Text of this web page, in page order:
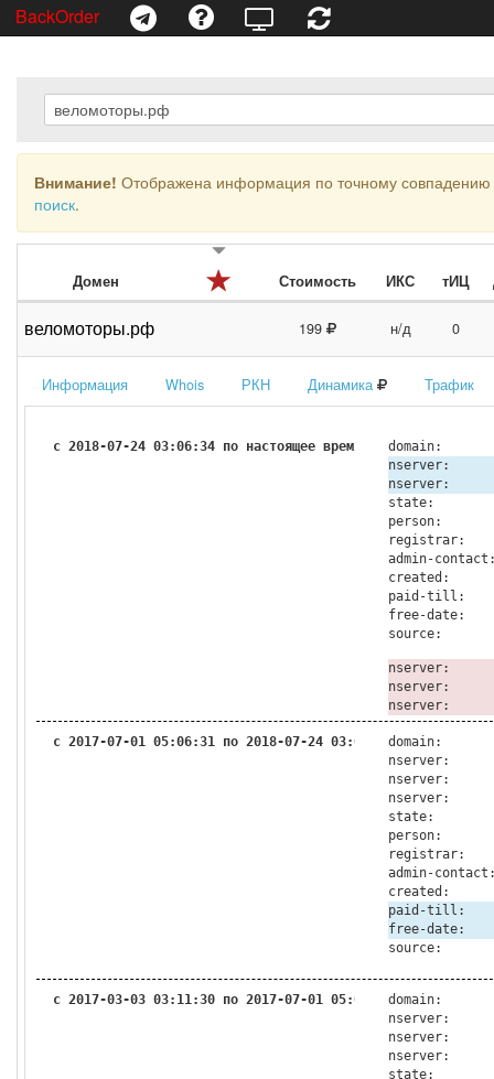
BackOrder
Внимание! Отображена информация по точному
поиск.
Домен Стоимость ИКС тИЦ
веломоторы.рф 199 н/д 0
Информация Whois РКН Динамика Трафик
с 2018-07-24 03:06:34 по настоящее время
domain:
nserver:
nserver:
state:
person:
registrar:
admin-
created:
paid-till:
free-date:
source:
nserver:
nserver:
nserver:
с 2017-07-01 05:06:31 по 2018-07-24 03:06:34domain:
nserver:
nserver:
nserver:
state:
person:
registrar:
admin-
created:
paid-till:
free-date:
source:
с 2017-03-03 03:11:30 по 2017-07-01 05:06:31domain:
nserver:
nserver:
nserver:
state: